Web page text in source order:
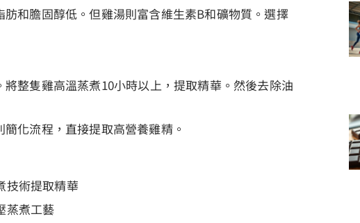
和膽固醇低。但雞湯則富含維生素B和礦物質。選擇
整隻雞高溫蒸煮10小時以上，提取精華。然後去除油
化流程，直接提取高營養雞精。
技術提取精華
蒸煮工藝